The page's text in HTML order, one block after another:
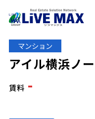
マンション
アイル横浜ノ
賃料 -